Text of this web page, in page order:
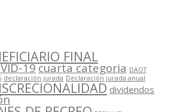
FINAL
19cuarta categoria DAOT
declaración jurada Declaración jurada anual
dividendos